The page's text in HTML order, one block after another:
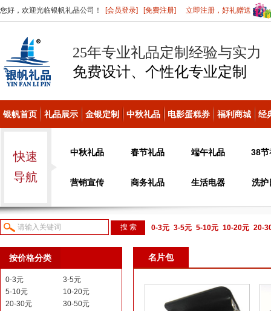
您好，欢迎光临银帆礼品公司！ [会员登录] [免费注册] 立即注册，好礼赠送
25年专业礼品定制经验与实力
免费设计、个性化专业定制
银帆首页 礼品展示 金银定制 中秋礼品 电影蛋糕券 福利商城 经
快速
导航
中秋礼品 春节礼品 端午礼品 38节
营销宣传 商务礼品 生活电器 洗护
0-3元 3-5元 5-10元 10-20元 20-
议或电话咨询
按价格分类
0-3元
3-5元
5-10元
10-20元
20-30元
30-50元
名片包